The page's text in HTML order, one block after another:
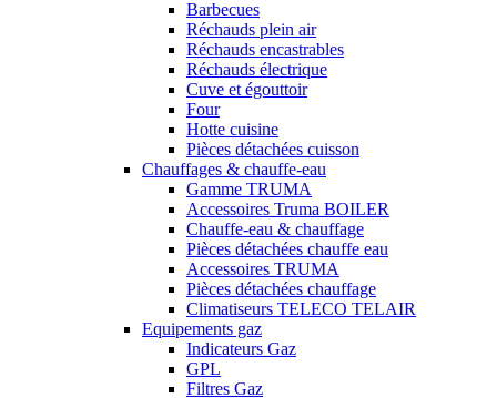
Barbecues
Réchauds plein air
Réchauds encastrables
Réchauds électrique
Cuve et égouttoir
Four
Hotte cuisine
Pièces détachées cuisson
Chauffages & chauffe-eau
Gamme TRUMA
Accessoires Truma BOILER
Chauffe-eau & chauffage
Pièces détachées chauffe eau
Accessoires TRUMA
Pièces détachées chauffage
Climatiseurs TELECO TELAIR
Equipements gaz
Indicateurs Gaz
GPL
Filtres Gaz